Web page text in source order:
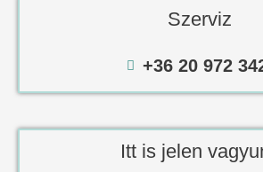
Szerviz
+36 20 972
Itt is jelen